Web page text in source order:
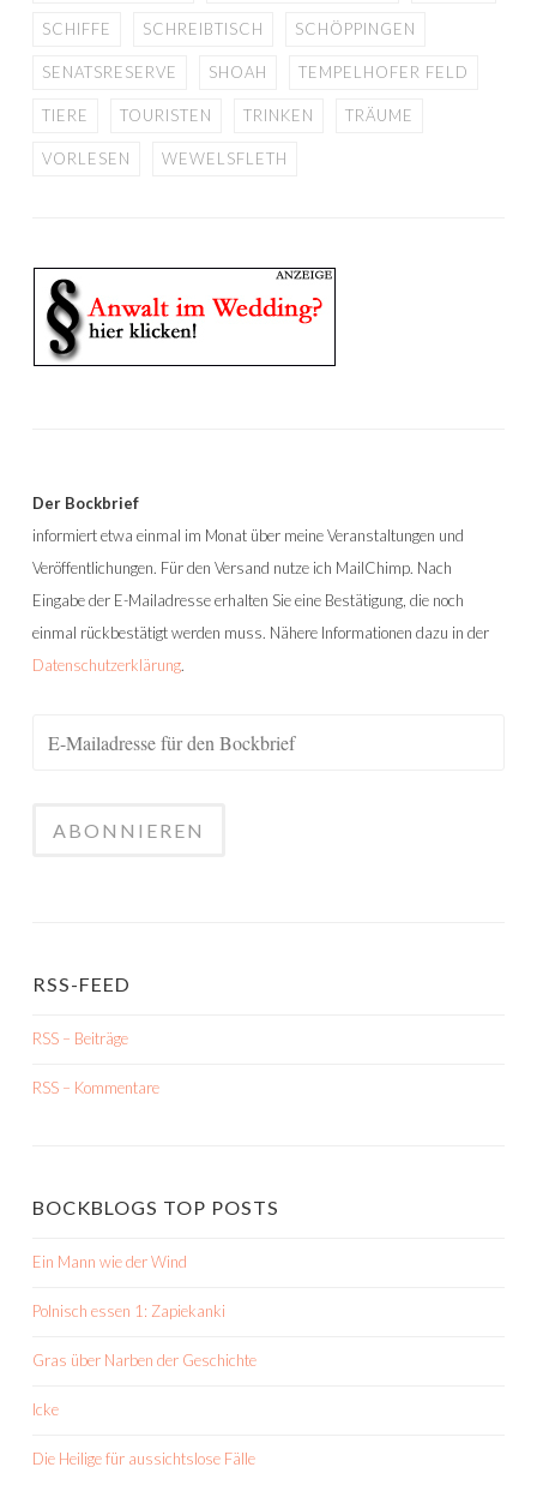
SCHIFFE SCHREIBTISCH SCHÖPPINGEN
SENATSRESERVE SHOAH TEMPELHOFER FELD
TIERE TOURISTEN TRINKEN TRÄUME
VORLESEN WEWELSFLETH
Der Bockbrief
informiert etwa einmal im Monat über meine Veranstaltungen und
Veröffentlichungen. Für den Versand nutze ich MailChimp. Nach
Eingabe der E-Mailadresse erhalten Sie eine Bestätigung, die noch
einmal rückbestätigt werden muss. Nähere Informationen dazu in der
Datenschutzerklärung.
RSS-FEED
RSS – Beiträge
RSS – Kommentare
BOCKBLOGS TOP POSTS
Ein Mann wie der Wind
Polnisch essen 1: Zapiekanki
Gras über Narben der Geschichte
Icke
Die Heilige für aussichtslose Fälle